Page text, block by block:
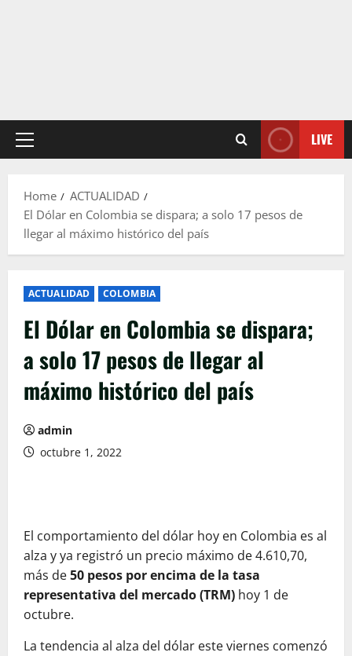
Primary
LIVE
Home
ACTUALIDAD
El Dólar en Colombia se dispara; a solo 17 pesos de
llegar al máximo histórico del país
ACTUALIDAD COLOMBIA
El Dólar en Colombia se dispara;
a solo 17 pesos de llegar al
máximo histórico del país
admin
octubre 1, 2022
El comportamiento del dólar hoy en Colombia es al
alza y ya registró un precio máximo de 4.610,70,
más de50 pesos por encima de la tasa
representativa del mercado (TRM) hoy 1 de
octubre.
La tendencia al alza del dólar este viernes comenzó